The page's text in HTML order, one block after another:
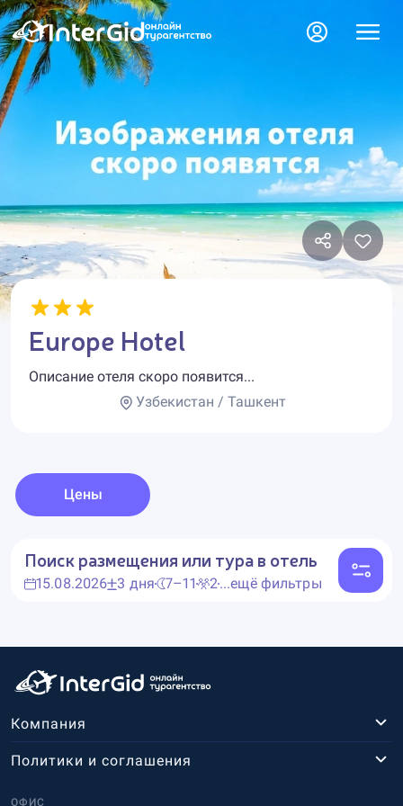
Europe Hotel
Описание отеля скоро появится...
Узбекистан / Ташкент
Цены
Поиск размещения или тура в отель
15.08.2026 3 дня 7–11 2...ещё фильтры
Компания
ОФИС
Политики и соглашения